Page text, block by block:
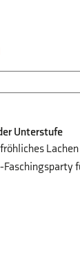
Unterstufe